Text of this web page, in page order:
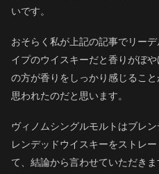
いです。
おそらく私が上記の記事でリー
イプのウイスキーだと香りがぼ
の方が香りをしっかり感じるこ
思われたのだと思います。
ヴィノムシングルモルトはブレ
レンデッドウイスキーをストレ
て、結論から言わせていただき